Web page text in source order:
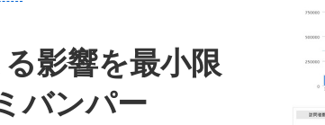
影響を最小限
バンパー